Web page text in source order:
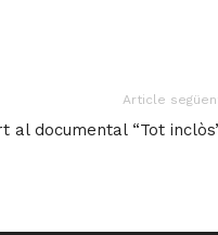
Article
al documental “Tot